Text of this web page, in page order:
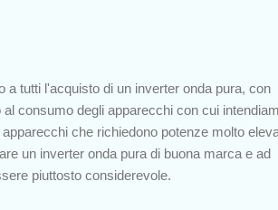
tutti l'acquisto di un inverter onda pura, con
consumo degli apparecchi con cui
che richiedono potenze molto
un inverter onda pura di buona marca e ad
piuttosto considerevole.